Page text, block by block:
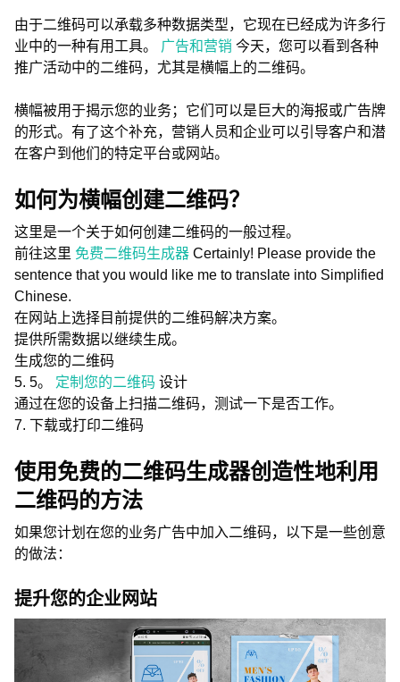
由于二维码可以承载多种数据类型，它现在已经成为许多行
业中的一种有用工具。 广告和营销 今天，您可以看到各种
推广活动中的二维码，尤其是横幅上的二维码。
横幅被用于揭示您的业务；它们可以是巨大的海报或广告牌
的形式。有了这个补充，营销人员和企业可以引导客户和潜
在客户到他们的特定平台或网站。
如何为横幅创建二维码？
这里是一个关于如何创建二维码的一般过程。
前往这里 免费二维码生成器 Certainly! Please provide the
sentence that you would like me to translate into Simplified
Chinese.
在网站上选择目前提供的二维码解决方案。
提供所需数据以继续生成。
生成您的二维码
5. 5。 定制您的二维码 设计
通过在您的设备上扫描二维码，测试一下是否工作。
7. 下载或打印二维码
使用免费的二维码生成器创造性地利用
二维码的方法
如果您计划在您的业务广告中加入二维码，以下是一些创意
的做法：
提升您的企业网站